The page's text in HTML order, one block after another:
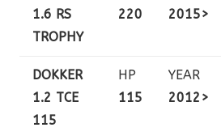
1.6 RS
TROPHY
220
2015>
DOKKER
1.2 TCE
115
HP
115
YEAR
2012>